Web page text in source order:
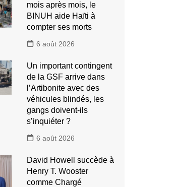
mois après mois, le
BINUH aide Haïti à
compter ses morts
6 août 2026
Un important contingent
de la GSF arrive dans
l’Artibonite avec des
véhicules blindés, les
gangs doivent-ils
s’inquiéter ?
6 août 2026
David Howell succède à
Henry T. Wooster
comme Chargé